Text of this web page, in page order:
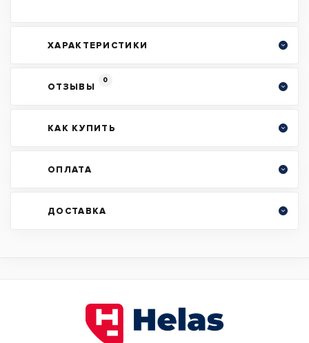
ХАРАКТЕРИСТИКИ
ОТЗЫВЫ
0
КАК КУПИТЬ
ОПЛАТА
ДОСТАВКА